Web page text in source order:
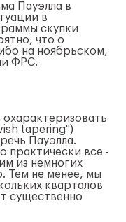
Пауэлла в
в
скупки
что о
на ноябрьском,
ФРС.
tapering")
Пауэлла.
практически все -
из немногих
Тем не менее, мы
кварталов
существенно